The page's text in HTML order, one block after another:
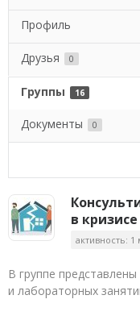
Профиль
Друзья 0
Группы 16
Документы 0
в кризисе
активность: 1
В группе
и лабораторных